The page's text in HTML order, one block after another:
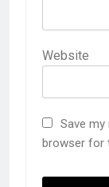
Website
Save my
browser for